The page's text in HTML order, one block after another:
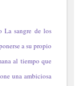
La sangre de los
a su propio
al tiempo que
una ambiciosa